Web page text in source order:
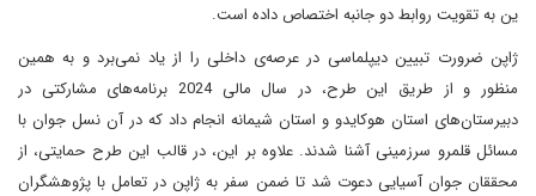
ین به تقویت روابط دو جانبه اختصاص داده است.
ژاپن ضرورت تبیین دیپلماسی در عرصه‌ی داخلی را از یاد نمی‌برد و به همین
منظور و از طریق این طرح، در سال مالی 2024 برنامه‌های مشارکتی در
دبیرستان‌های استان‌ هوکایدو و استان شیمانه انجام داد که در آن نسل جوان با
مسائل قلمرو سرزمینی آشنا شدند. علاوه بر این، در قالب این طرح حمایتی، از
محققان جوان آسیایی دعوت شد تا ضمن سفر به ژاپن در تعامل با پژوهشگران